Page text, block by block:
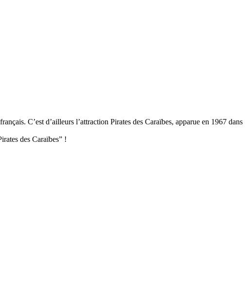
C’est d’ailleurs l’attraction Pirates des Caraïbes, apparue en 1967 dans
des Caraïbes” !